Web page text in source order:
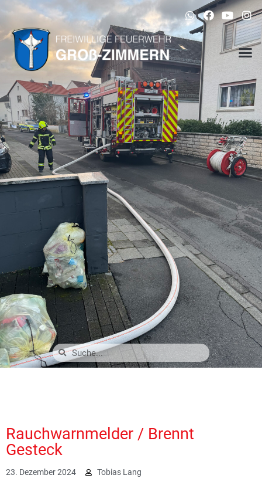
Rauchwarnmelder / Brennt
Gesteck
23. Dezember 2024 Tobias Lang